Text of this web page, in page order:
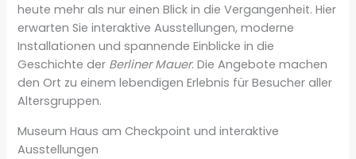
heute mehr als nur einen Blick in die Vergangenheit. Hier
erwarten Sie interaktive Ausstellungen, moderne
Installationen und spannende Einblicke in die
Geschichte der Berliner Mauer. Die Angebote machen
den Ort zu einem lebendigen Erlebnis für Besucher aller
Altersgruppen.
Museum Haus am Checkpoint und interaktive
Ausstellungen